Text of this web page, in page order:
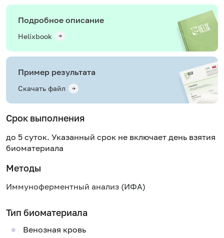
Подробное описание
Helixbook
Пример результата
Скачать файл
Срок выполнения
до 5 суток. Указанный срок не включает день взятия
биоматериала
Методы
Иммуноферментный анализ (ИФА)
Тип биоматериала
Венозная кровь